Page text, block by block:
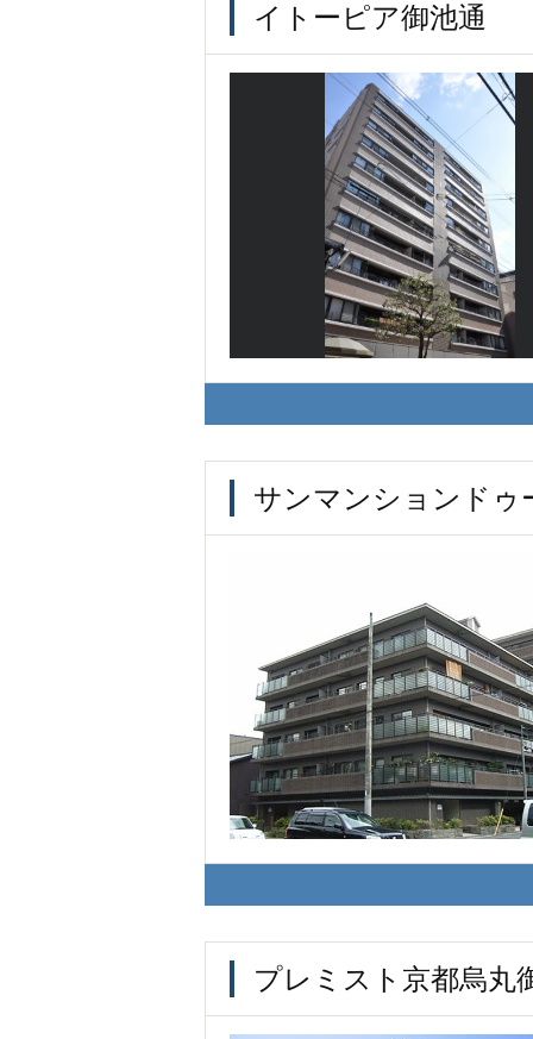
イトーピア御池通
サンマンションドゥ
プレミスト京都烏丸